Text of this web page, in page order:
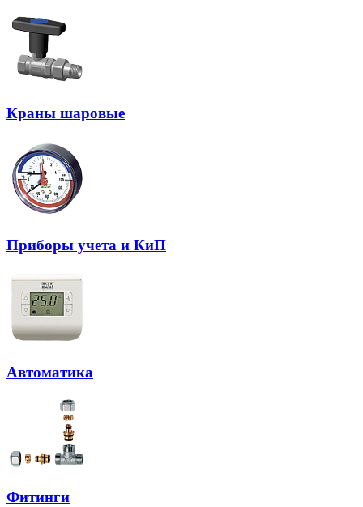
Краны шаровые
Приборы учета и КиП
Автоматика
Фитинги